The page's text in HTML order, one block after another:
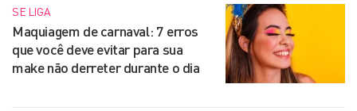
SE LIGA
Maquiagem de carnaval: 7 erros
que você deve evitar para sua
make não derreter durante o dia